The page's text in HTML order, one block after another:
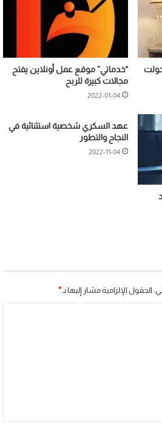
“خدماتي” موقع عمل أونلاين يفتح
مجالات كبيرة للربح
2022-01-04
عهد السكري شخصية استثنائية في
النجاح والتطور
2022-11-04
الحقول الإلزامية مشار إليها بـ *